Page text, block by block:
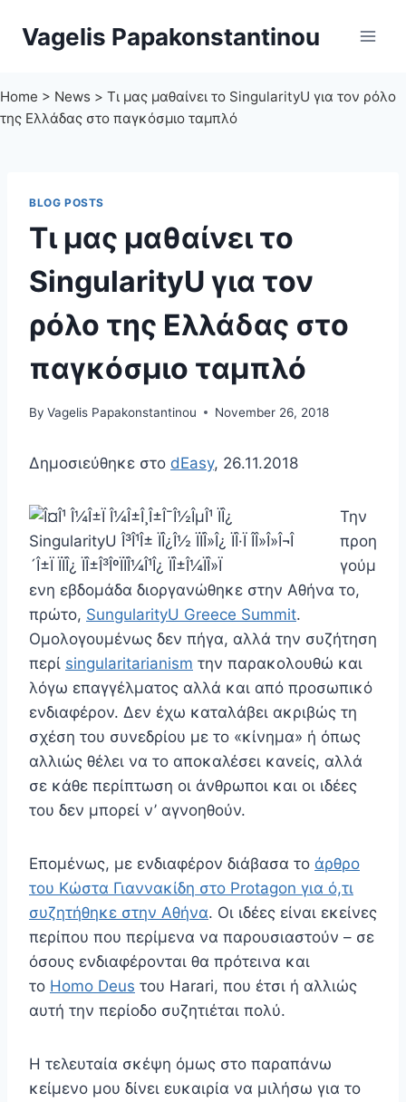
Vagelis Papakonstantinou
Home > News > Τι μας μαθαίνει το SingularityU για τον ρόλο
της Ελλάδας στο παγκόσμιο ταμπλό
BLOG POSTS
Τι μας μαθαίνει το
SingularityU για τον
ρόλο της Ελλάδας στο
παγκόσμιο ταμπλό
By Vagelis Papakonstantinou November 26, 2018
Δημοσιεύθηκε στο dEasy, 26.11.2018
Την
προη
γούμ
ενη εβδομάδα διοργανώθηκε στην Αθήνα το,
πρώτο, SungularityU Greece Summit.
Ομολογουμένως δεν πήγα, αλλά την συζήτηση
περί singularitarianism την παρακολουθώ και
λόγω επαγγέλματος αλλά και από προσωπικό
ενδιαφέρον. Δεν έχω καταλάβει ακριβώς τη
σχέση του συνεδρίου με το «κίνημα» ή όπως
αλλιώς θέλει να το αποκαλέσει κανείς, αλλά
σε κάθε περίπτωση οι άνθρωποι και οι ιδέες
του δεν μπορεί ν’ αγνοηθούν.
Επομένως, με ενδιαφέρον διάβασα το άρθρο
του Κώστα Γιαννακίδη στο Protagon για ό,τι
συζητήθηκε στην Αθήνα. Οι ιδέες είναι εκείνες
περίπου που περίμενα να παρουσιαστούν – σε
όσους ενδιαφέρονται θα πρότεινα και
το Homo Deus του Harari, που έτσι ή αλλιώς
αυτή την περίοδο συζητιέται πολύ.
Η τελευταία σκέψη όμως στο παραπάνω
κείμενο μου δίνει ευκαιρία να μιλήσω για το